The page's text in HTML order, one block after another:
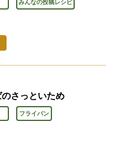
みんなの投稿レシピ
：
ント：
さっといため
フライパン